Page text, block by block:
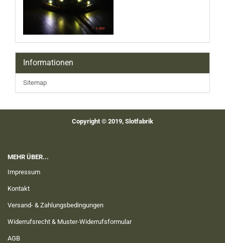
Informationen
Sitemap
Copyright © 2019, Slotfabrik
MEHR ÜBER...
Impressum
Kontakt
Versand- & Zahlungsbedingungen
Widerrufsrecht & Muster-Widerrufsformular
AGB